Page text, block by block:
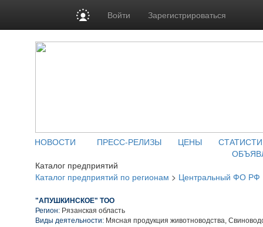
Войти Зарегистрироваться
НОВОСТИ ПРЕСС-РЕЛИЗЫ ЦЕНЫ
Каталог предприятий
Каталог предприятий по регионам > Центральный ФО РФ
"АПУШКИНСКОЕ" ТОО
Регион: Рязанская область
Виды деятельности: Мясная продукция животноводства,